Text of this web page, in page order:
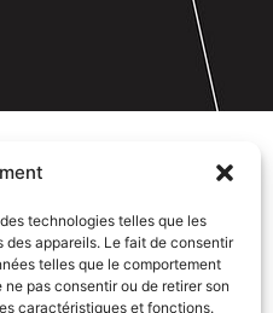
technologies telles que les
appareils. Le fait de consentir
telles que le comportement
pas consentir ou de retirer son
caractéristiques et fonctions.